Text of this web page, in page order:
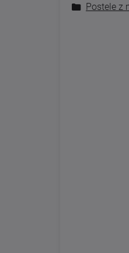
Postele z